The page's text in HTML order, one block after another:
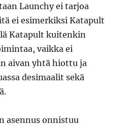
Launchy ei tarjoa
ei esimerkiksi Katapult
Katapult kuitenkin
vaikka ei
aivan yhtä hiottu ja
desimaalit sekä
asennus onnistuu